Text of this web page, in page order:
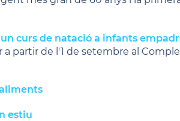
curs de natació a infants
partir de l'1 de setembre al
estiu